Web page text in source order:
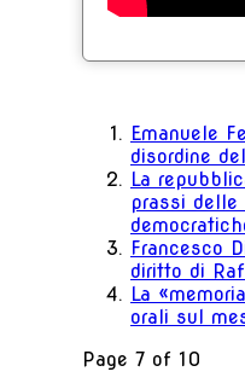
Emanuele
disordine
La
prassi delle
Francesco
diritto di
La
orali sul
Page 7 of 10